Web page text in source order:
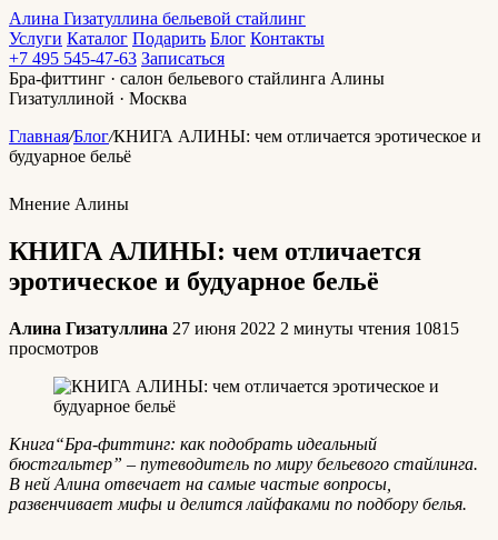
Алина Гизатуллина бельевой стайлинг
Услуги Каталог Подарить Блог Контакты
+7 495 545-47-63 Записаться
Бра-фиттинг · салон бельевого стайлинга Алины
Гизатуллиной · Москва
Главная/Блог/КНИГА АЛИНЫ: чем отличается эротическое и
будуарное бельё
Мнение Алины
КНИГА АЛИНЫ: чем отличается
эротическое и будуарное бельё
Алина Гизатуллина 27 июня 2022 2 минуты чтения 10815
просмотров
Книга“Бра-фиттинг: как подобрать идеальный
бюстгальтер” – путеводитель по миру бельевого стайлинга.
В ней Алина отвечает на самые частые вопросы,
развенчивает мифы и делится лайфаками по подбору белья.